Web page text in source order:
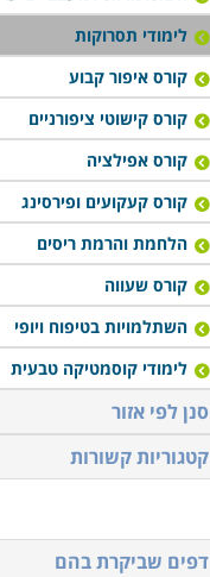
לימודי תסרוקות
קורס איפור קבוע
קורס קישוטי ציפורניים
קורס אפילציה
קורס קעקועים ופירסינג
הלחמת והרמת ריסים
קורס שעווה
השתלמויות בטיפוח ויופי
לימודי קוסמטיקה טבעית
סנן לפי אזור
קטגוריות קשורות
דפים שביקרת בהם